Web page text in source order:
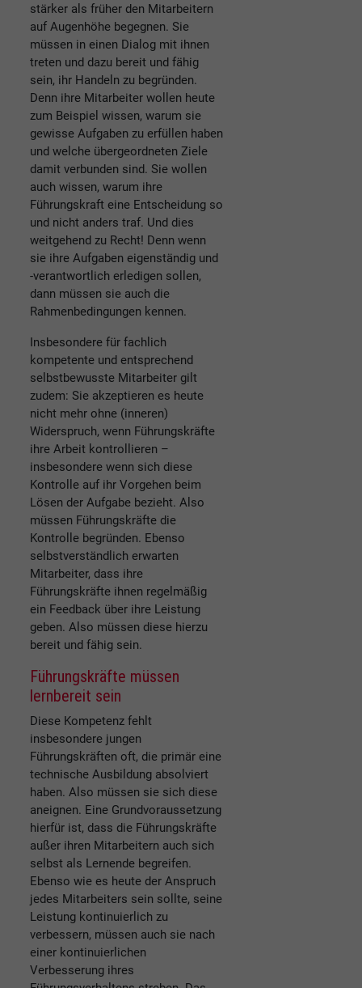
stärker als früher den Mitarbeitern
auf Augenhöhe begegnen. Sie
müssen in einen Dialog mit ihnen
treten und dazu bereit und fähig
sein, ihr Handeln zu begründen.
Denn ihre Mitarbeiter wollen heute
zum Beispiel wissen, warum sie
gewisse Aufgaben zu erfüllen haben
und welche übergeordneten Ziele
damit verbunden sind. Sie wollen
auch wissen, warum ihre
Führungskraft eine Entscheidung so
und nicht anders traf. Und dies
weitgehend zu Recht! Denn wenn
sie ihre Aufgaben eigenständig und
-verantwortlich erledigen sollen,
dann müssen sie auch die
Rahmenbedingungen kennen.
Insbesondere für fachlich
kompetente und entsprechend
selbstbewusste Mitarbeiter gilt
zudem: Sie akzeptieren es heute
nicht mehr ohne (inneren)
Widerspruch, wenn Führungskräfte
ihre Arbeit kontrollieren –
insbesondere wenn sich diese
Kontrolle auf ihr Vorgehen beim
Lösen der Aufgabe bezieht. Also
müssen Führungskräfte die
Kontrolle begründen. Ebenso
selbstverständlich erwarten
Mitarbeiter, dass ihre
Führungskräfte ihnen regelmäßig
ein Feedback über ihre Leistung
geben. Also müssen diese hierzu
bereit und fähig sein.
Führungskräfte müssen
lernbereit sein
Diese Kompetenz fehlt
insbesondere jungen
Führungskräften oft, die primär eine
technische Ausbildung absolviert
haben. Also müssen sie sich diese
aneignen. Eine Grundvoraussetzung
hierfür ist, dass die Führungskräfte
außer ihren Mitarbeitern auch sich
selbst als Lernende begreifen.
Ebenso wie es heute der Anspruch
jedes Mitarbeiters sein sollte, seine
Leistung kontinuierlich zu
verbessern, müssen auch sie nach
einer kontinuierlichen
Verbesserung ihres